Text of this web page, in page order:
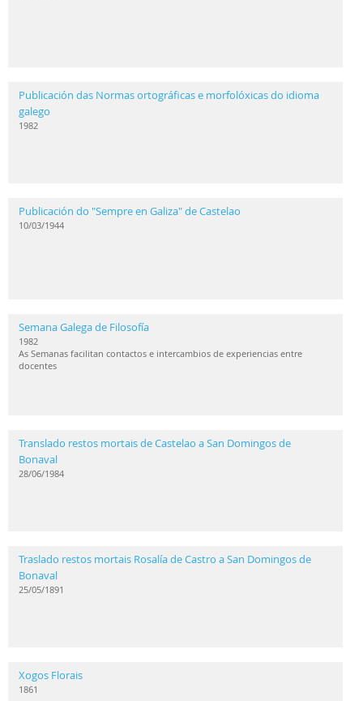
Publicación das Normas ortográficas e morfolóxicas do idioma
galego
1982
Publicación do "Sempre en Galiza" de Castelao
10/03/1944
Semana Galega de Filosofía
1982
As Semanas facilitan contactos e intercambios de experiencias entre
docentes
Translado restos mortais de Castelao a San Domingos de
Bonaval
28/06/1984
Traslado restos mortais Rosalía de Castro a San Domingos de
Bonaval
25/05/1891
Xogos Florais
1861